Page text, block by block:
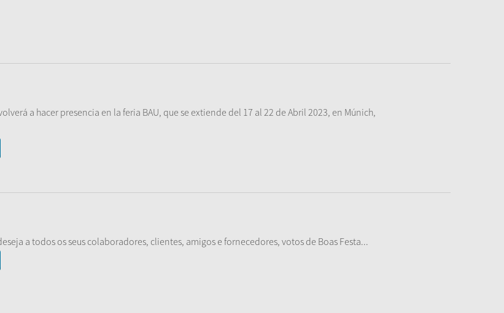
a hacer presencia en la feria BAU, que se extiende del 17 al 22 de Abril 2023, en Múnich,
a todos os seus colaboradores, clientes, amigos e fornecedores, votos de Boas Festa...